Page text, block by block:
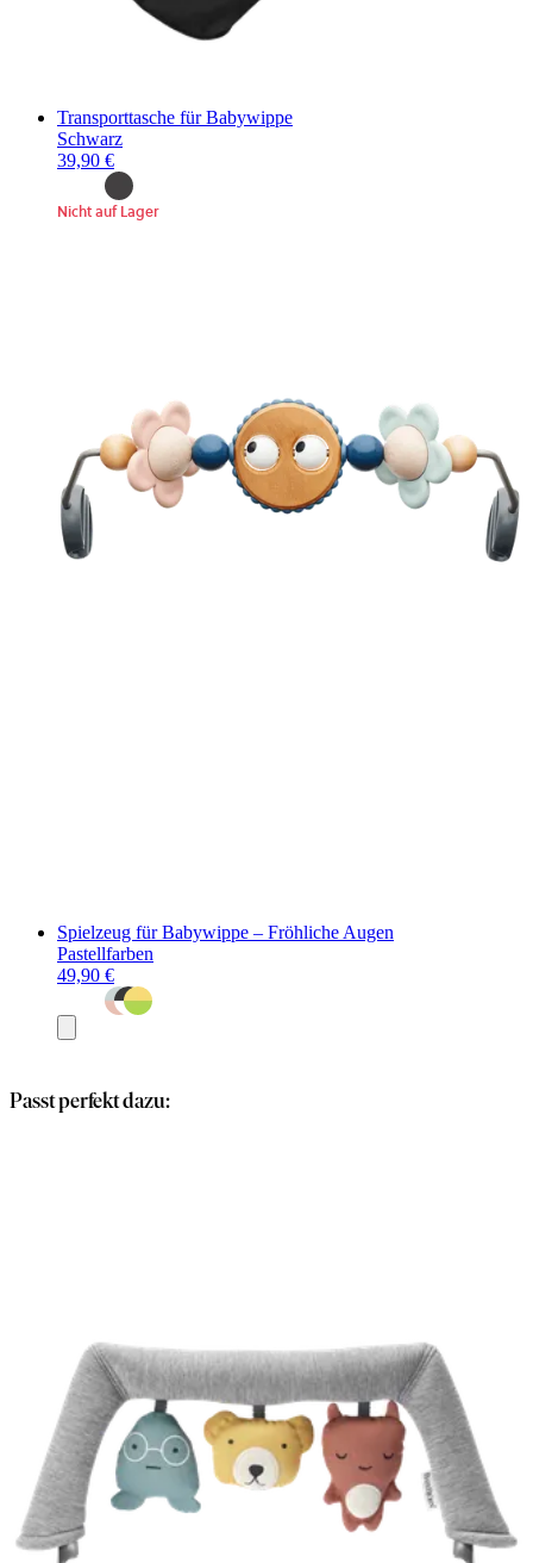
Transporttasche für Babywippe
Schwarz
39,90 €
Nicht auf Lager
Spielzeug für Babywippe – Fröhliche Augen
Pastellfarben
49,90 €
den
Passt perfekt dazu: